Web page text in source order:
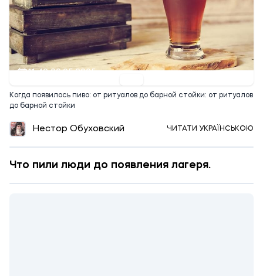
11:49 06.05.2025
Когда появилось пиво: от ритуалов до барной стойки: от ритуалов
до барной стойки
Нестор Обуховский ЧИТАТИ УКРАЇНСЬКОЮ
Что пили люди до появления лагеря.